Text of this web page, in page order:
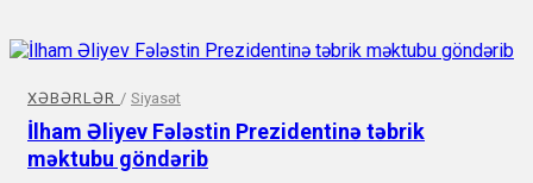
XƏBƏRLƏR / Siyasət
İlham Əliyev Fələstin Prezidentinə təbrik
məktubu göndərib